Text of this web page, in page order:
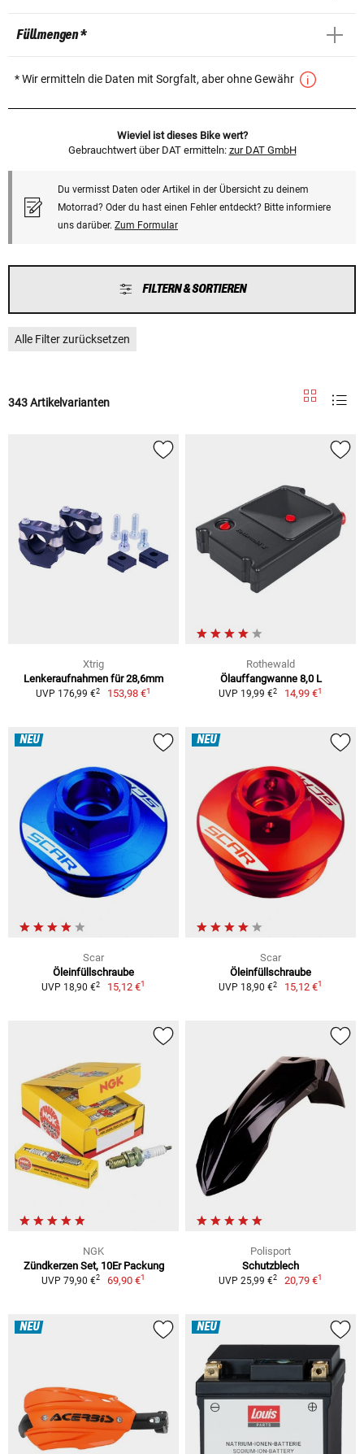
Füllmengen *
* Wir ermitteln die Daten mit Sorgfalt, aber ohne Gewähr
Wieviel ist dieses Bike wert?
Gebrauchtwert über DAT ermitteln: zur DAT GmbH
Du vermisst Daten oder Artikel in der Übersicht zu deinem
Motorrad? Oder du hast einen Fehler entdeckt? Bitte informiere
uns darüber. Zum Formular
FILTERN & SORTIEREN
Alle Filter zurücksetzen
343 Artikelvarianten
Xtrig
Lenkeraufnahmen für 28,6mm
UVP 176,99 €2 153,98 €1
Rothewald
Ölauffangwanne 8,0 L
UVP 19,99 €2 14,99 €1
NEU
Scar
Öleinfüllschraube
UVP 18,90 €2 15,12 €1
NEU
Scar
Öleinfüllschraube
UVP 18,90 €2 15,12 €1
NGK
Zündkerzen Set, 10Er Packung
UVP 79,90 €2 69,90 €1
Polisport
Schutzblech
UVP 25,99 €2 20,79 €1
NEU NEU